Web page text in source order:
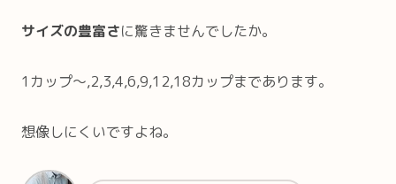
サイズの豊富さに驚きませんでしたか。
1カップ～,2,3,4,6,9,12,18カップまであります。
想像しにくいですよね。